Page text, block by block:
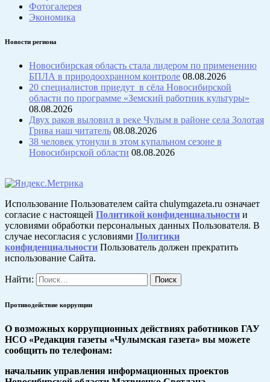
Фотогалерея
Экономика
Новости региона
Новосибирская область стала лидером по применению
БПЛА в природоохранном контроле 08.08.2026
20 специалистов приедут в сёла Новосибирской
области по программе «Земский работник культуры»
08.08.2026
Двух раков выловил в реке Чулым в районе села Золотая
Грива наш читатель 08.08.2026
38 человек утонули в этом купальном сезоне в
Новосибирской области 08.08.2026
Использование Пользователем сайта chulymgazeta.ru означает
согласие с настоящей Политикой конфиденциальности и
условиями обработки персональных данных Пользователя. В
случае несогласия с условиями Политики
конфиденциальности Пользователь должен прекратить
использование Сайта.
Найти:
Противодействие коррупции
О возможных коррупционных действиях работников ГАУ
НСО «Редакция газеты «Чулымская газета» вы можете
сообщить по телефонам:
начальник управления информационных проектов